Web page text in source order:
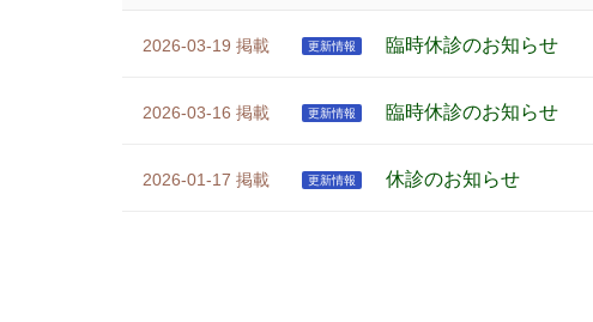
2026-03-19 更新情報 臨時休診のお知らせ
2026-03-16 更新情報 臨時休診のお知らせ
2026-01-17 更新情報 休診のお知らせ